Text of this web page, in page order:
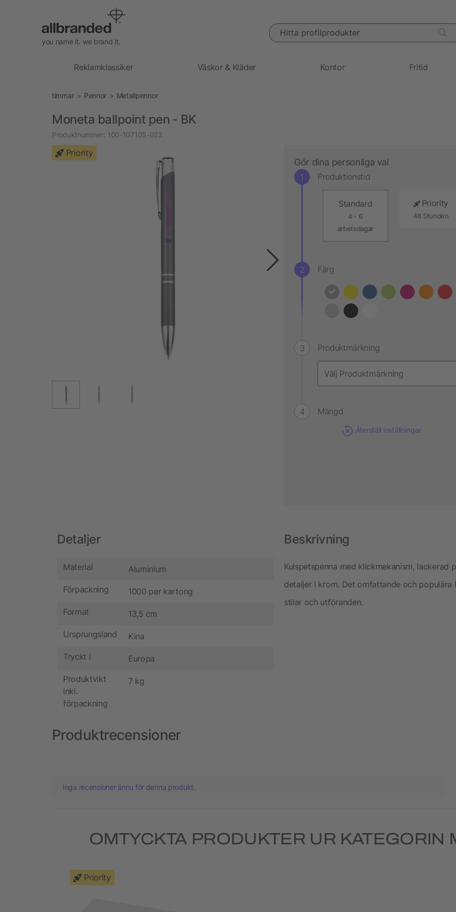
you name it. we brand it.
Hitta profilprodukter
Reklamklassiker Väskor & Kläder Kontor Fritid
timmar Pennor Metallpennor
Moneta ballpoint pen - BK
Produktnummer: 100-107105-023
Priority
Gör dina personliga val
Produktionstid
Standard
4 - 6
arbetsdagar
Priority
48 Stunden
Färg
Produktmärkning
Mängd
Återställ inställningar
Detaljer
Material Aluminium
Förpackning 1000 per kartong
Format 13,5 cm
Ursprungsland Kina
Tryckt i Europa
Produktvikt
inkl.
förpackning
7 kg
Beskrivning
Kulspetspenna med klickmekanism, lackerad
detaljer i krom. Det omfattande och
stilar och utföranden.
Produktrecensioner
Inga recensioner ännu för denna produkt.
OMTYCKTA PRODUKTER UR KATEGORIN
Priority